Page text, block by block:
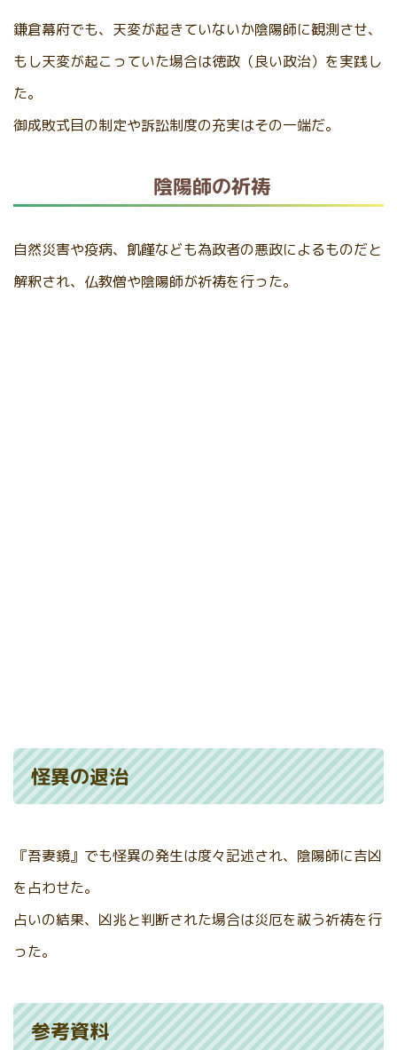
鎌倉幕府でも、天変が起きていないか陰陽師に観測させ、
もし天変が起こっていた場合は徳政（良い政治）を実践し
た。
御成敗式目の制定や訴訟制度の充実はその一端だ。
陰陽師の祈祷
自然災害や疫病、飢饉なども為政者の悪政によるものだと
解釈され、仏教僧や陰陽師が祈祷を行った。
怪異の退治
『吾妻鏡』でも怪異の発生は度々記述され、陰陽師に吉凶
を占わせた。
占いの結果、凶兆と判断された場合は災厄を祓う祈祷を行
った。
参考資料